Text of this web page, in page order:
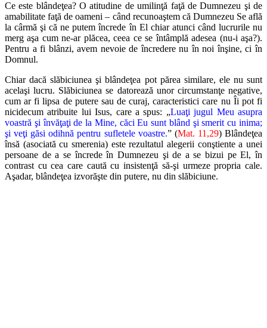
Ce este blândeţea? O atitudine de umilinţă faţă de Dumnezeu şi de
amabilitate faţă de oameni – când recunoaştem că Dumnezeu Se află
la cârmă şi că ne putem încrede în El chiar atunci când lucrurile nu
merg aşa cum ne-ar plăcea, ceea ce se întâmplă adesea (nu-i aşa?).
Pentru a fi blânzi, avem nevoie de încredere nu în noi înşine, ci în
Domnul.
Chiar dacă slăbiciunea şi blândeţea pot părea similare, ele nu sunt
acelaşi lucru. Slăbiciunea se datorează unor circumstanţe negative,
cum ar fi lipsa de putere sau de curaj, caracteristici care nu Îi pot fi
nicidecum atribuite lui Isus, care a spus: „Luaţi jugul Meu asupra
voastră şi învăţaţi de la Mine, căci Eu sunt blând şi smerit cu inima;
şi veţi găsi odihnă pentru sufletele voastre.” (Mat. 11,29) Blândeţea
însă (asociată cu smerenia) este rezultatul alegerii conştiente a unei
persoane de a se încrede în Dumnezeu şi de a se bizui pe El, în
contrast cu cea care caută cu insistenţă să-şi urmeze propria cale.
Aşadar, blândeţea izvorăşte din putere, nu din slăbiciune.